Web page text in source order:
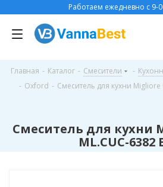
Работаем ежедневно с 9-
Главная - Каталог - Смесители -
- Oxford - Смеситель для кухни
Смеситель для кухни
ML.CUC-6382